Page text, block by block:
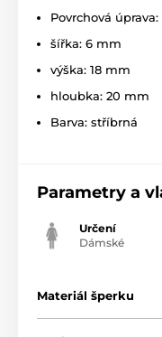
Povrchová
šířka: 6 mm
výška: 18 mm
hloubka: 20 mm
Barva: stříbrná
Parametry a
Určení
Dámské
Materiál šperku